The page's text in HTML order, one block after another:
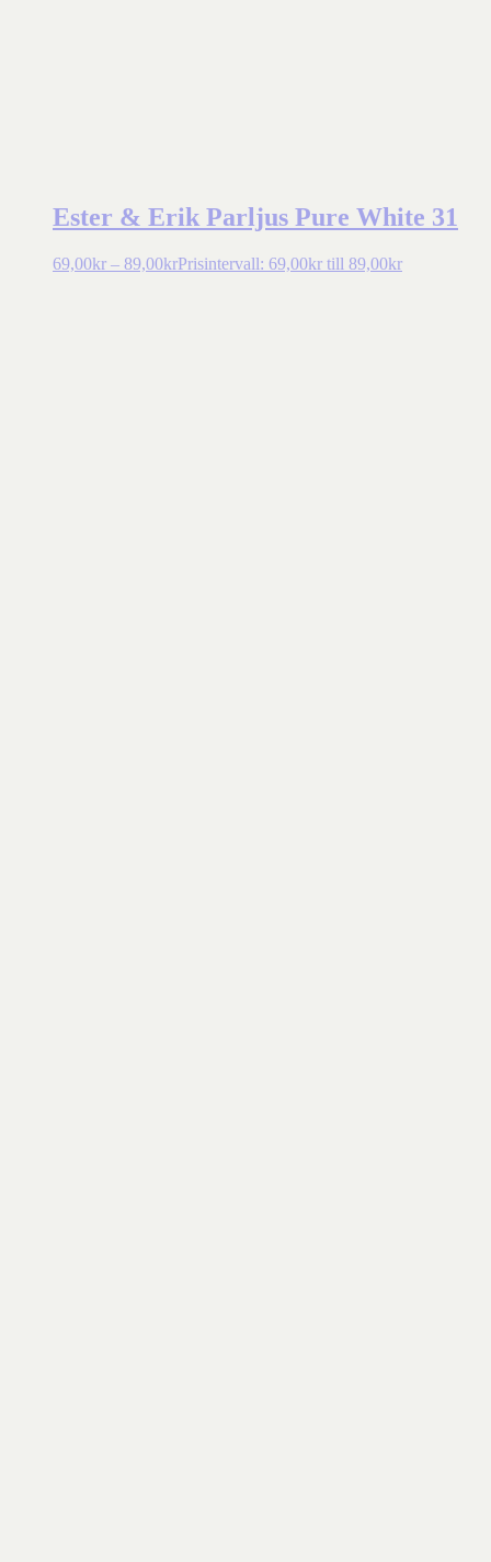
Ester & Erik Parljus Pure White 31
69,00kr – 89,00krPrisintervall: 69,00kr till 89,00kr